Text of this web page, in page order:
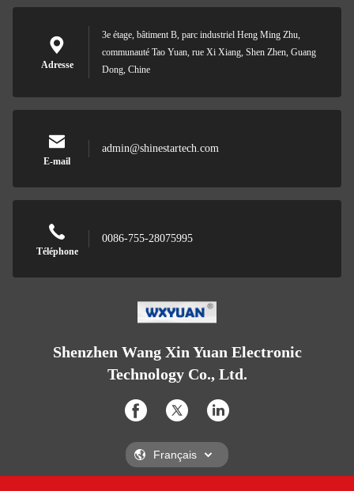
Adresse
3e étage, bâtiment B, parc industriel Heng Ming Zhu,
communauté Tao Yuan, rue Xi Xiang, Shen Zhen, Guang
Dong, Chine
E-mail
admin@shinestartech.com
Téléphone
0086-755-28075995
Shenzhen Wang Xin Yuan Electronic
Technology Co., Ltd.